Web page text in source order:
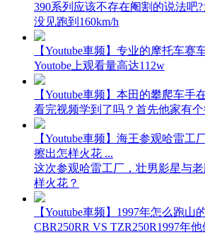
390系列应该不存在阉割的说法吧
没见跑到160km/h
【Youtube車频】专业的摩托车赛
Youtobe上观看量高达112w
【Youtube車频】本田的攀爬车手
看完视频学到了吗？首先他家有
【Youtube車频】海王参观哈雷工
擦出怎样火花 ...
这次参观哈雷工厂，壮男影星与
样火花？
【Youtube車频】1997年怎么跑山
CBR250RR VS TZR250R1997年